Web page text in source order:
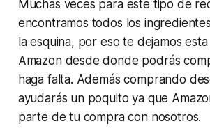
Muchas veces para este tipo de
encontramos todos los
la esquina, por eso te dejamos
Amazon desde donde podrás
haga falta. Además comprando
ayudarás un poquito ya que
parte de tu compra con nosotros.